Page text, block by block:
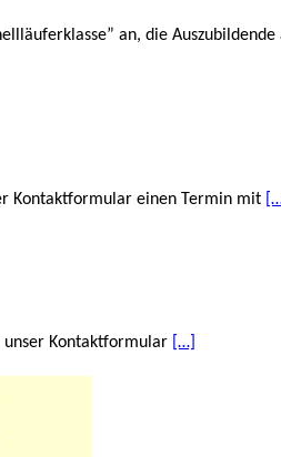
an, die
Kontaktformular einen Termin mit
unser Kontaktformular […]